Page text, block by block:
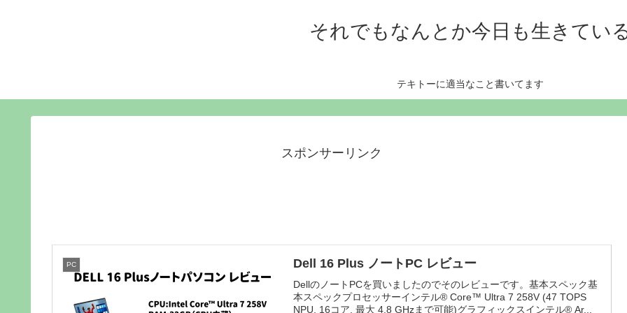
それでもなんとか今日も生きてい
テキトーに適当なこと書いてます
スポンサーリンク
PC Dell 16 Plus ノートPC レビュー
DellのノートPCを買いましたのでそのレビューです。基本スペック基
本スペックプロセッサーインテル® Core™ Ultra 7 258V (47 TOPS
NPU, 16コア, 最大 4.8 GHzまで可能)グラフィックスインテル® Ar...